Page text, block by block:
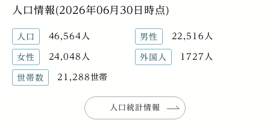
人口情報(2026年06月30日時点)
人口 46,564人 男性 22,516人
女性 24,048人 外国人 1727人
世帯数 21,288世帯
人口統計情報